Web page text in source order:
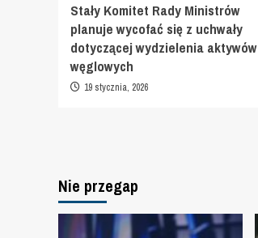
Stały Komitet Rady Ministrów
planuje wycofać się z uchwały
dotyczącej wydzielenia aktywów
węglowych
19 stycznia, 2026
Nie przegap